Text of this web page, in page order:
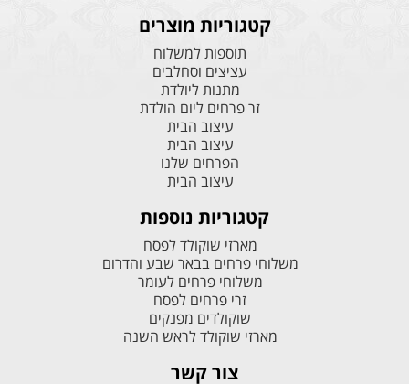
קטגוריות מוצרים
תוספות למשלוח
עציצים וסחלבים
מתנות ליולדת
זר פרחים ליום הולדת
עיצוב הבית
עיצוב הבית
הפרחים שלנו
עיצוב הבית
קטגוריות נוספות
מארזי שוקולד לפסח
משלוחי פרחים בבאר שבע והדרום
משלוחי פרחים לעומר
זרי פרחים לפסח
שוקולדים מפנקים
מארזי שוקולד לראש השנה
צור קשר